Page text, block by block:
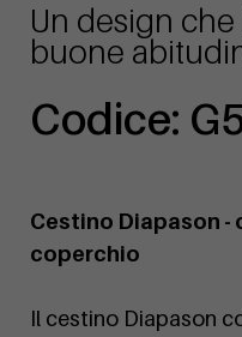
Un design
buone
Codice:
Cestino Diapason -
coperchio
Il cestino Diapason